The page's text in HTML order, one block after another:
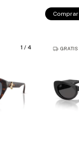
Comprar
1 / 4 GRATIS